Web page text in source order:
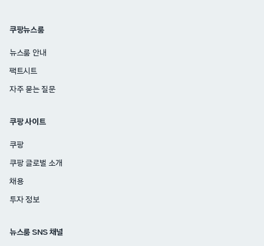
쿠팡뉴스룸
뉴스룸 안내
팩트시트
자주 묻는 질문
쿠팡 사이트
쿠팡
쿠팡 글로벌 소개
채용
투자 정보
뉴스룸 SNS 채널